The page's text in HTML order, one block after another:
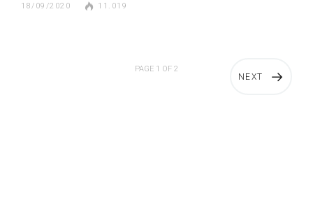
18/09/2020 11.019
NEXT
PAGE 1 OF 2